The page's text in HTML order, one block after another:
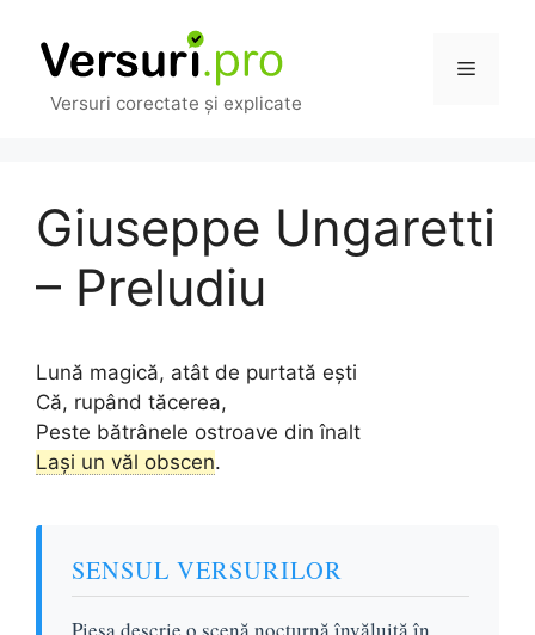
conținut
Versuri corectate și explicate
Meniu
Giuseppe Ungaretti
– Preludiu
Lună magică, atât de purtată ești
Că, rupând tăcerea,
Peste bătrânele ostroave din înalt
Lași un văl obscen.
SENSUL VERSURILOR
Piesa descrie o scenă nocturnă învăluită în